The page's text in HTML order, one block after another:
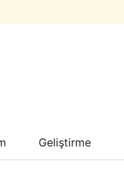
Geliştirme